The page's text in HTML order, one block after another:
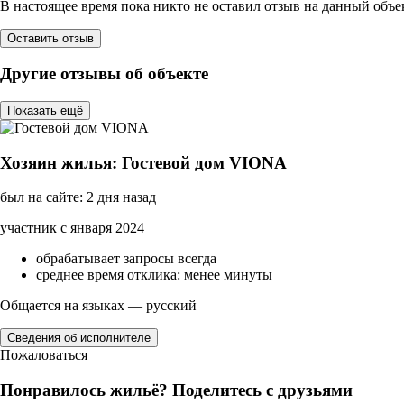
В настоящее время пока никто не оставил отзыв на данный
Оставить отзыв
Другие отзывы об объекте
Показать ещё
Хозяин жилья: Гостевой дом VIONA
был на сайте: 2 дня назад
участник с января 2024
обрабатывает запросы всегда
среднее время отклика: менее минуты
Общается на языках — русский
Сведения об исполнителе
Пожаловаться
Понравилось жильё? Поделитесь с друзьями